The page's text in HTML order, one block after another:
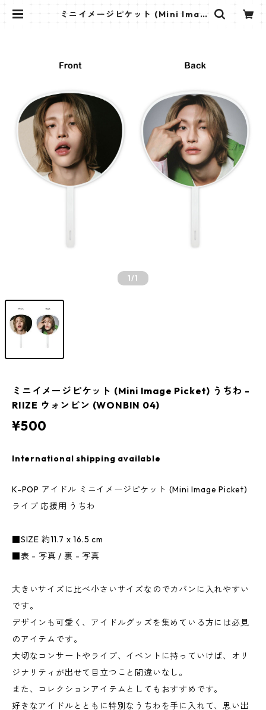
ミニイメージピケット (Mini Imag
1/1
ミニイメージピケット (Mini Image Picket) うちわ -
RIIZE ウォンビン (WONBIN 04)
¥500
International shipping available
K-POP アイドル ミニイメージピケット (Mini Image Picket)
ライブ 応援用 うちわ
■SIZE 約11.7 x 16.5 cm
■表 - 写真 / 裏 - 写真
大きいサイズに比べ小さいサイズなのでカバンに入れやすい
です。
デザインも可愛く、アイドルグッズを集めている方には必見
のアイテムです。
大切なコンサートやライブ、イベントに持っていけば、オリ
ジナリティが出せて目立つこと間違いなし。
また、コレクションアイテムとしてもおすすめです。
好きなアイドルとともに特別なうちわを手に入れて、思い出